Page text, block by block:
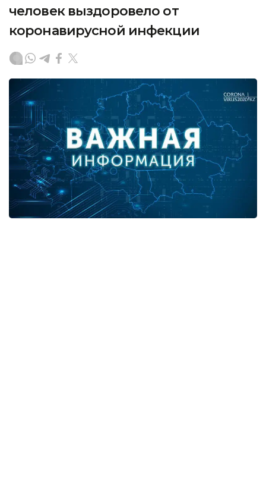
человек выздоровело от
коронавирусной инфекции